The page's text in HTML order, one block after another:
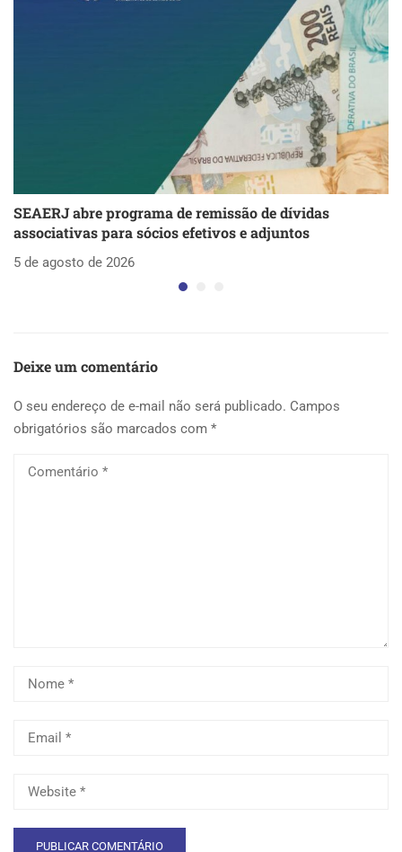
SEAERJ abre programa de remissão de dívidas
associativas para sócios efetivos e adjuntos
5 de agosto de 2026
Deixe um comentário
O seu endereço de e-mail não será publicado. Campos
obrigatórios são marcados com *